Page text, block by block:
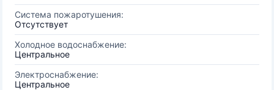
Система пожаротушения:
Отсутствует
Холодное водоснабжение:
Центральное
Электроснабжение:
Центральное